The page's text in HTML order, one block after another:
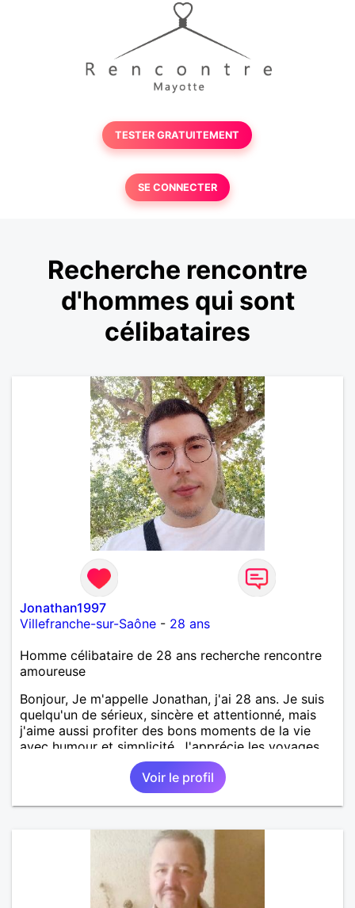
TESTER GRATUITEMENT
SE CONNECTER
Recherche rencontre
d'hommes qui sont
célibataires
Jonathan1997
Villefranche-sur-Saône - 28 ans
Homme célibataire de 28 ans recherche rencontre
amoureuse
Bonjour, Je m'appelle Jonathan, j'ai 28 ans. Je suis
quelqu'un de sérieux, sincère et attentionné, mais
j'aime aussi profiter des bons moments de la vie
avec humour et simplicité. J'apprécie les voyages,
les découvertes, les jeux vidéo et les moments de
détente. Je suis à la recherche d'une personne
authentique avec qui partager de belles
expériences, construire une relation sérieuse basée
apprécies les conversations sincères, les fous rires
et les personnes qui savent ce qu'elles veulent,
n'hésite pas à venir discuter. Au plaisir de faire
connaissance !
Voir le profil